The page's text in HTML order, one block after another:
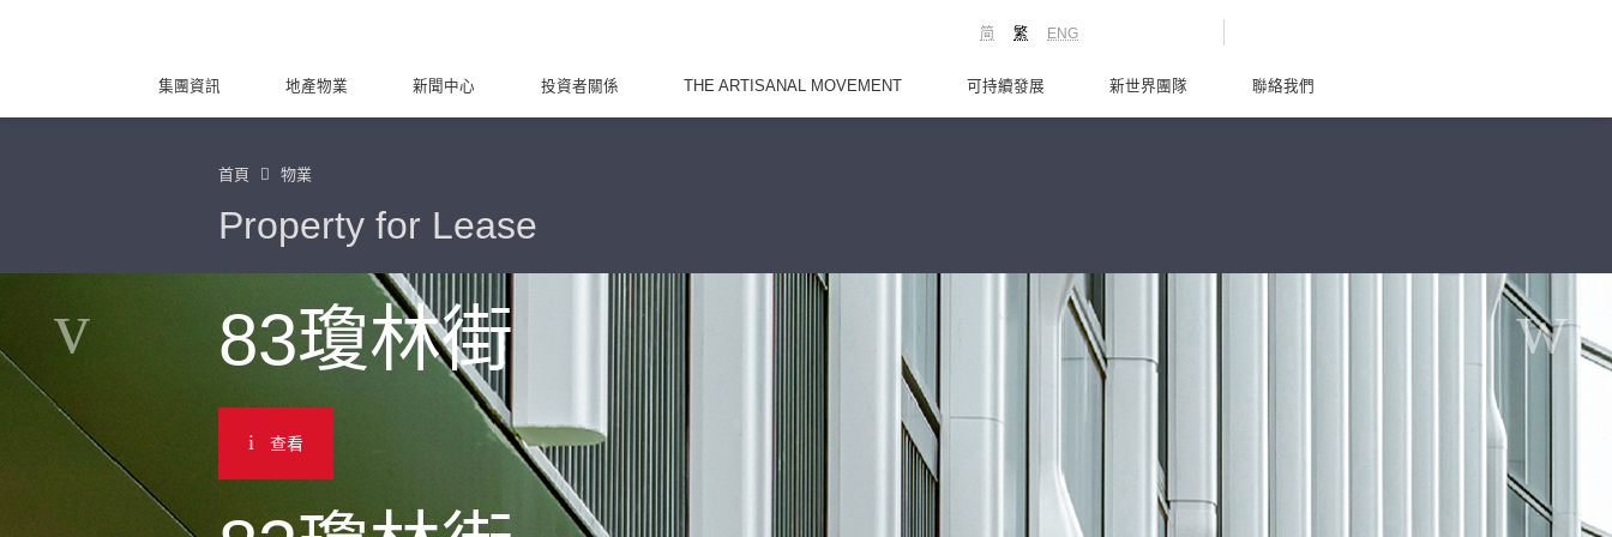
ENG
繁
简
集團資訊 地產物業 新聞中心 投資者關係 THE ARTISANAL MOVEMENT 可持續發展 新世界團隊 聯絡我們
首頁 物業
Property for Lease
83瓊林街
查看